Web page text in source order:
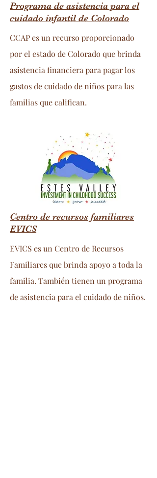
Programa de asistencia para el
cuidado infantil de Colorado
CCAP es un recurso proporcionado
por el estado de Colorado que brinda
asistencia financiera para pagar los
gastos de cuidado de niños para las
familias que califican.
Centro de recursos familiares
EVICS
EVICS es un Centro de Recursos
Familiares que brinda apoyo a toda la
familia. También tienen un programa
de asistencia para el cuidado de niños.